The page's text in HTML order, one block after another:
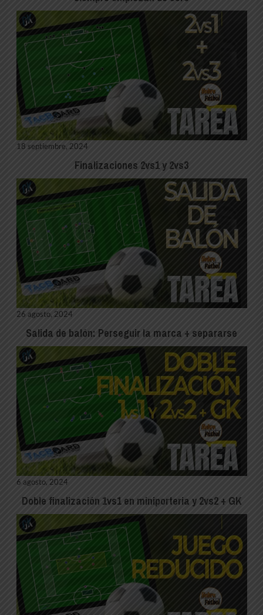
18 septiembre, 2024
Finalizaciones 2vs1 y 2vs3
26 agosto, 2024
Salida de balón: Perseguir la marca + separarse
6 agosto, 2024
Doble finalización 1vs1 en miniporteria y 2vs2 + GK